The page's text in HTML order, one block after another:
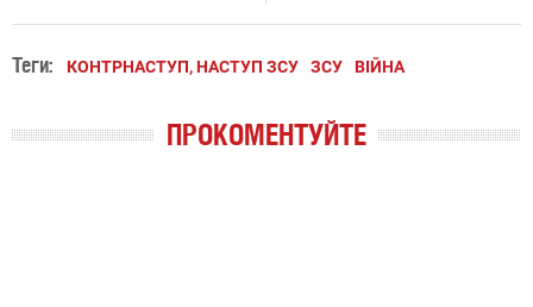
Теги: КОНТРНАСТУП, НАСТУП ЗСУ ЗСУ ВІЙНА
ПРОКОМЕНТУЙТЕ